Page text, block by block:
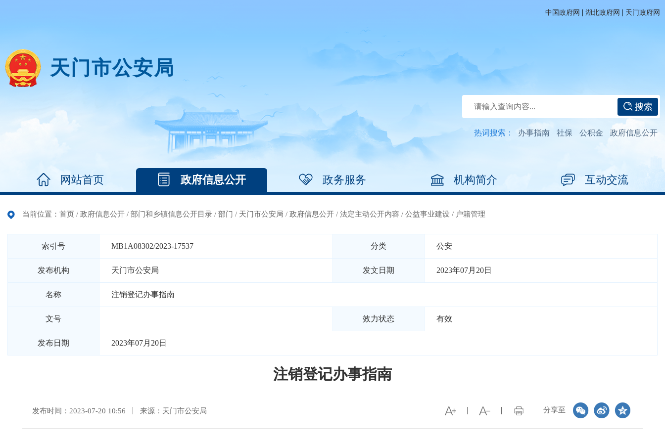
中国政府网 | 湖北政府网 | 天门政府网
天门市公安局
搜索
热词搜索： 办事指南 社保 公积金 政府信息公开
网站首页 政府信息公开 政务服务 机构简介 互动交流
当前位置： 首页 / 政府信息公开 / 部门和乡镇信息公开目录 / 部门 / 天门市公安局 / 政府信息公开 / 法定主动公开内容 / 公益事业建设 / 户籍管理
索引号 MB1A08302/2023-17537 分类 公安
发布机构 天门市公安局 发文日期 2023年07月20日
名称 注销登记办事指南
文号 效力状态 有效
发布日期 2023年07月20日
注销登记办事指南
分享至
发布时间：2023-07-20 10:56 来源：天门市公安局